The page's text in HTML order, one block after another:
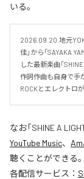
いる。
2026.09.20.地元
佳」から「SAYAKA
した最新楽曲「SHINE
作詞作曲も自身で手
ROCKとエレクトロ
なお「SHINE A
YouTube Music、
聴くことができる。
各配信サービス：